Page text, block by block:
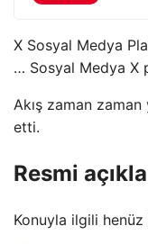
X Sosyal Medya
… Sosyal Medya X
Akış zaman
etti.
Resmi
Konuyla ilgili henüz